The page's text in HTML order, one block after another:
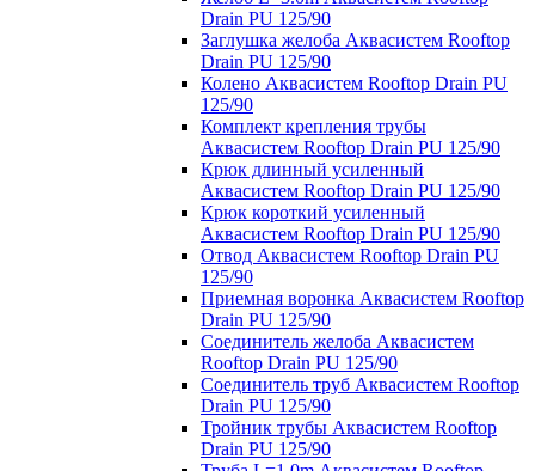
Drain PU 125/90
Заглушка желоба Аквасистем Rooftop
Drain PU 125/90
Колено Аквасистем Rooftop Drain PU
125/90
Комплект крепления трубы
Аквасистем Rooftop Drain PU 125/90
Крюк длинный усиленный
Аквасистем Rooftop Drain PU 125/90
Крюк короткий усиленный
Аквасистем Rooftop Drain PU 125/90
Отвод Аквасистем Rooftop Drain PU
125/90
Приемная воронка Аквасистем Rooftop
Drain PU 125/90
Соединитель желоба Аквасистем
Rooftop Drain PU 125/90
Соединитель труб Аквасистем Rooftop
Drain PU 125/90
Тройник трубы Аквасистем Rooftop
Drain PU 125/90